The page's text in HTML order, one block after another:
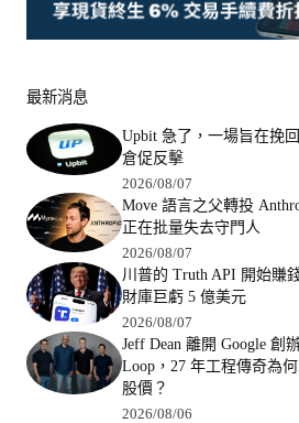
最新消息
Upbit 急了，一場旨在挽
倉促反擊
2026/08/07
Move 語言之父轉投
正在批量失去守門人
2026/08/07
川普的 Truth API 開始賺
財庫巨虧 5 億美元
2026/08/07
Jeff Dean 離開 Google 創
Loop，27 年工程傳奇為
股價？
2026/08/06